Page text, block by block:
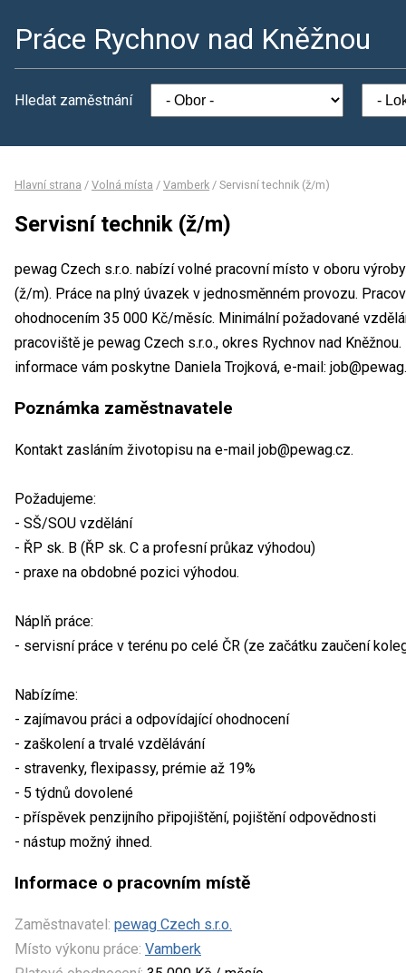
Práce Rychnov nad Kněžnou
Hledat zaměstnání
Hlavní strana / Volná místa / Vamberk / Servisní technik (ž/m)
Servisní technik (ž/m)
pewag Czech s.r.o. nabízí volné pracovní místo v oboru
(ž/m). Práce na plný úvazek v jednosměnném provozu.
ohodnocením 35 000 Kč/měsíc. Minimální požadované
pracoviště je pewag Czech s.r.o., okres Rychnov nad
informace vám poskytne Daniela Trojková, e-mail:
Poznámka zaměstnavatele
Kontakt zasláním životopisu na e-mail job@pewag.cz.
Požadujeme:
- SŠ/SOU vzdělání
- ŘP sk. B (ŘP sk. C a profesní průkaz výhodou)
- praxe na obdobné pozici výhodou.
Náplň práce:
- servisní práce v terénu po celé ČR (ze začátku zaučení
Nabízíme:
- zajímavou práci a odpovídající ohodnocení
- zaškolení a trvalé vzdělávání
- stravenky, flexipassy, prémie až 19%
- 5 týdnů dovolené
- příspěvek penzijního připojištění, pojištění odpovědnosti
- nástup možný ihned.
Informace o pracovním místě
Zaměstnavatel: pewag Czech s.r.o.
Místo výkonu práce: Vamberk